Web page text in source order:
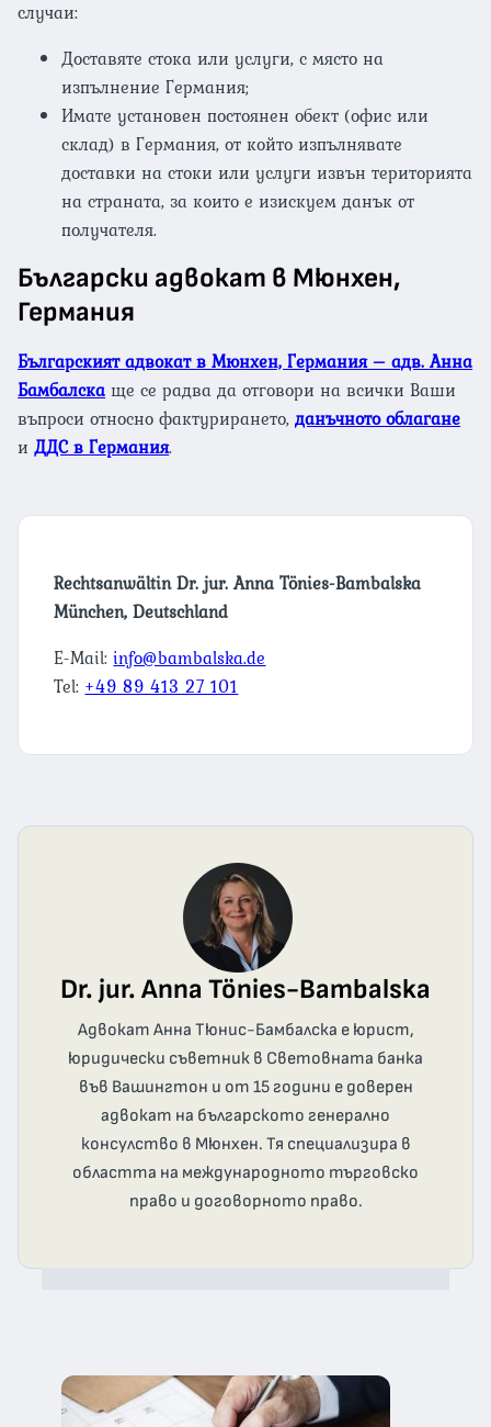
случаи:
Доставяте стока или услуги, с място на
изпълнение Германия;
Имате установен постоянен обект (офис или
склад) в Германия, от който изпълнявате
доставки на стоки или услуги извън територията
на страната, за които е изискуем данък от
получателя.
Български адвокат в Мюнхен,
Германия
Българският адвокат в Мюнхен, Германия – адв. Анна
Бамбалска ще се радва да отговори на всички Ваши
въпроси относно фактурирането,данъчното облагане
иДДС в Германия.
Rechtsanwältin Dr. jur. Anna Tönies-Bambalska
München, Deutschland
E-Mail:info@bambalska.de
Tel: +49 89 413 27 101
Dr. jur. Anna Tönies-Bambalska
Адвокат Анна Тюнис-Бамбалска е юрист,
юридически съветник в Световната банка
във Вашингтон и от 15 години е доверен
адвокат на българското генерално
консулство в Мюнхен. Тя специализира в
областта на международното търговско
право и договорното право.